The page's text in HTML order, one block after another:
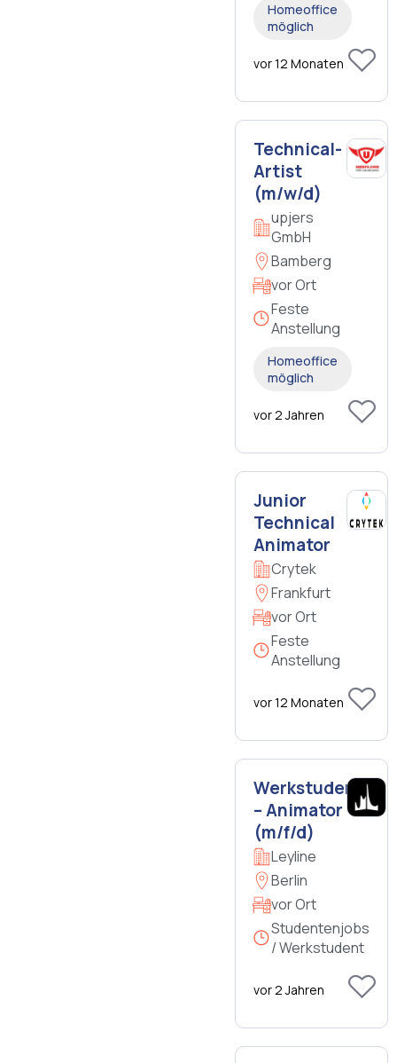
Homeoffice
möglich
vor 12 Monaten
Technical-
Artist
(m/w/d)
upjers
GmbH
Bamberg
vor Ort
Feste
Anstellung
Homeoffice
möglich
vor 2 Jahren
Junior
Technical
Animator
Crytek
Frankfurt
vor Ort
Feste
Anstellung
vor 12 Monaten
Werkstudent:in
– Animator
(m/f/d)
Leyline
Berlin
vor Ort
Studentenjobs
/ Werkstudent
vor 2 Jahren